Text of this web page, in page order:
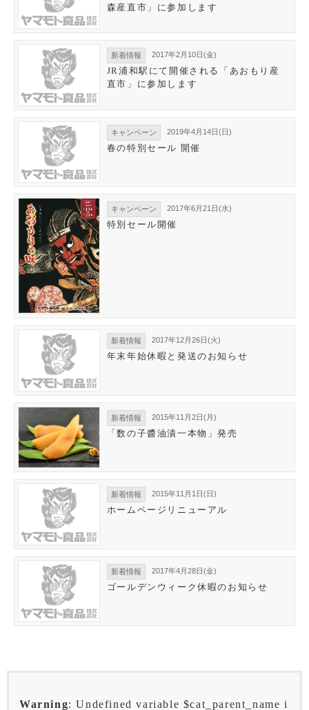
森産直市」に参加します
新着情報 2017年2月10日(金)
JR浦和駅にて開催される「あおもり産
直市」に参加します
キャンペーン 2019年4月14日(日)
春の特別セール 開催
キャンペーン 2017年6月21日(水)
特別セール開催
新着情報 2017年12月26日(火)
年末年始休暇と発送のお知らせ
新着情報 2015年11月2日(月)
「数の子醬油漬一本物」発売
新着情報 2015年11月1日(日)
ホームページリニューアル
新着情報 2017年4月28日(金)
ゴールデンウィーク休暇のお知らせ
Warning: Undefined variable $cat_parent_name i